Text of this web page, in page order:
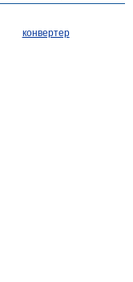
конвертер